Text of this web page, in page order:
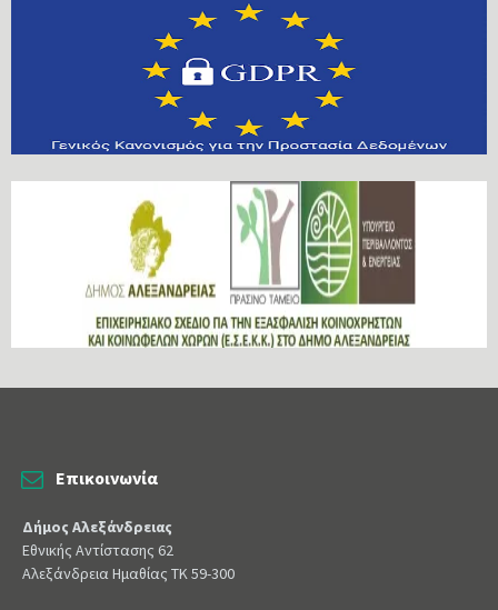
Επικοινωνία
Δήμος Αλεξάνδρειας
Εθνικής Αντίστασης 62
Αλεξάνδρεια Ημαθίας ΤΚ 59-300